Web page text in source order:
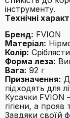
інструменту.
Технічні
Бренд: FVION
Матеріал:
Колір:
Форма леза:
Вага: 92 г
Призначення:
підходять для
Кусачки FVION
гігієни, а
Завдяки своїй